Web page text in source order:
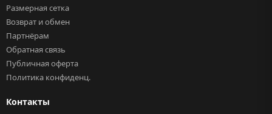
Размерная сетка
Возврат и обмен
Партнёрам
Обратная связь
Публичная оферта
Политика конфиденц.
Контакты